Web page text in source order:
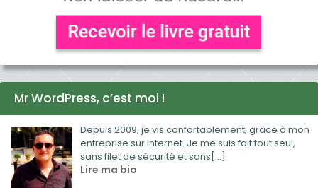
Mr WordPress, c’est moi !
Depuis 2009, je vis confortablement, grâce à mon
entreprise sur Internet. Je me suis fait tout seul,
sans filet de sécurité et sans[...]
Lire ma bio